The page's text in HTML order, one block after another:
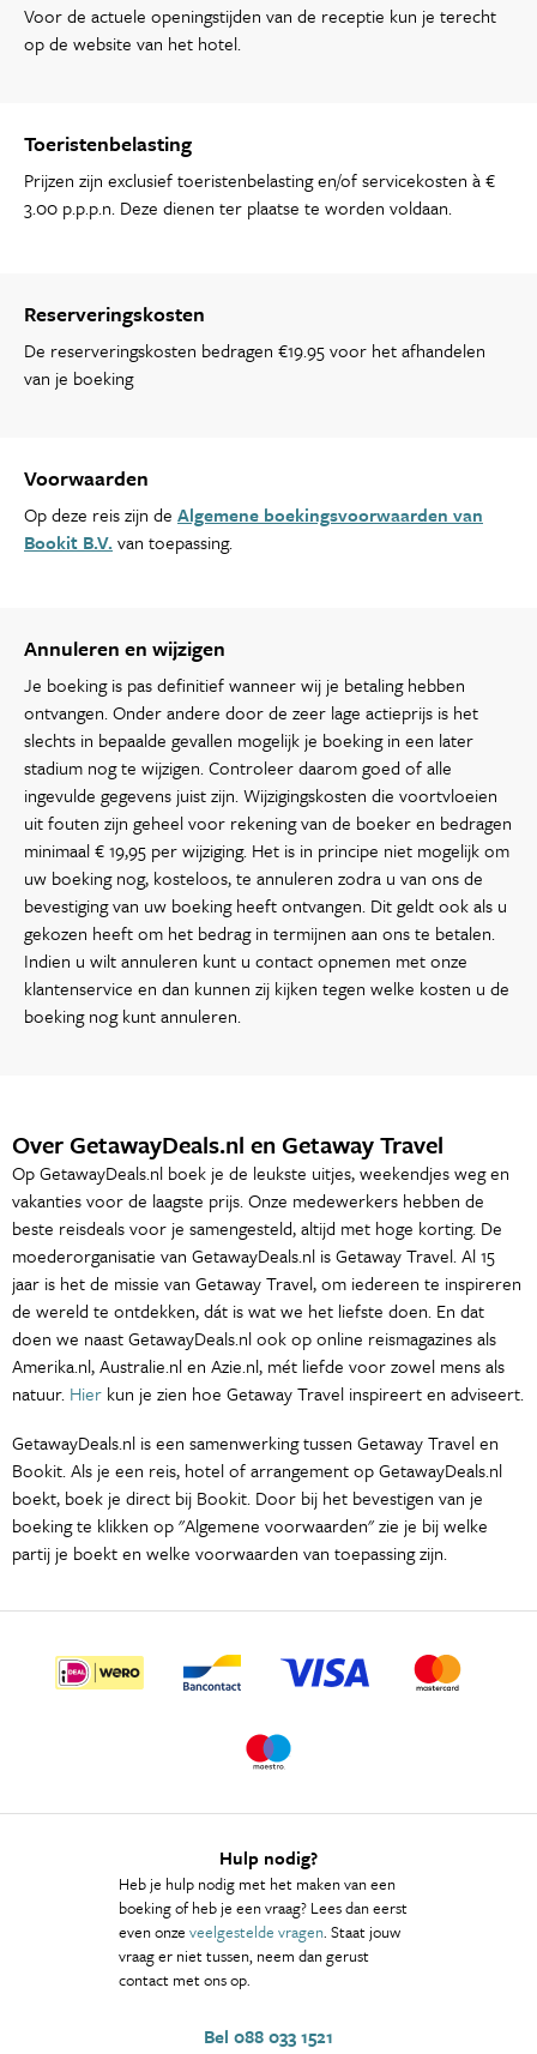
Voor de actuele openingstijden van de receptie kun je terecht
op de website van het hotel.
Toeristenbelasting
Prijzen zijn exclusief toeristenbelasting en/of servicekosten à €
3.00 p.p.p.n. Deze dienen ter plaatse te worden voldaan.
Reserveringskosten
De reserveringskosten bedragen €19.95 voor het afhandelen
van je boeking
Voorwaarden
Op deze reis zijn de Algemene boekingsvoorwaarden van
Bookit B.V. van toepassing.
Annuleren en wijzigen
Je boeking is pas definitief wanneer wij je betaling hebben
ontvangen. Onder andere door de zeer lage actieprijs is het
slechts in bepaalde gevallen mogelijk je boeking in een later
stadium nog te wijzigen. Controleer daarom goed of alle
ingevulde gegevens juist zijn. Wijzigingskosten die voortvloeien
uit fouten zijn geheel voor rekening van de boeker en bedragen
minimaal € 19,95 per wijziging. Het is in principe niet mogelijk om
uw boeking nog, kosteloos, te annuleren zodra u van ons de
bevestiging van uw boeking heeft ontvangen. Dit geldt ook als u
gekozen heeft om het bedrag in termijnen aan ons te betalen.
Indien u wilt annuleren kunt u contact opnemen met onze
klantenservice en dan kunnen zij kijken tegen welke kosten u de
boeking nog kunt annuleren.
Over GetawayDeals.nl en Getaway Travel
Op GetawayDeals.nl boek je de leukste uitjes, weekendjes weg en
vakanties voor de laagste prijs. Onze medewerkers hebben de
beste reisdeals voor je samengesteld, altijd met hoge korting. De
moederorganisatie van GetawayDeals.nl is Getaway Travel. Al 15
jaar is het de missie van Getaway Travel, om iedereen te inspireren
de wereld te ontdekken, dát is wat we het liefste doen. En dat
doen we naast GetawayDeals.nl ook op online reismagazines als
Amerika.nl, Australie.nl en Azie.nl, mét liefde voor zowel mens als
natuur. Hier kun je zien hoe Getaway Travel inspireert en adviseert.
GetawayDeals.nl is een samenwerking tussen Getaway Travel en
Bookit. Als je een reis, hotel of arrangement op GetawayDeals.nl
boekt, boek je direct bij Bookit. Door bij het bevestigen van je
boeking te klikken op "Algemene voorwaarden" zie je bij welke
partij je boekt en welke voorwaarden van toepassing zijn.
Hulp nodig?
Heb je hulp nodig met het maken van een
boeking of heb je een vraag? Lees dan eerst
even onze veelgestelde vragen. Staat jouw
vraag er niet tussen, neem dan gerust
contact met ons op.
Bel 088 033 1521